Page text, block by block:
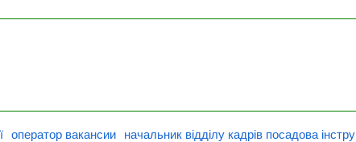
оператор вакансии
начальник відділу кадрів посадова